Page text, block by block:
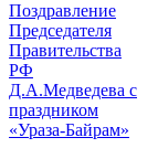
Поздравление
Председателя
Правительства
РФ
Д.А.Медведева с
праздником
«Ураза-Байрам»